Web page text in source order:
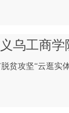
乌工商
贫攻坚“云逛